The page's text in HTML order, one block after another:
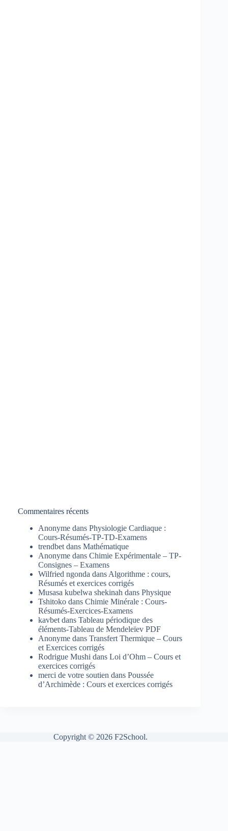
Commentaires récents
Anonyme dans Physiologie Cardiaque :
Cours-Résumés-TP-TD-Examens
trendbet dans Mathématique
Anonyme dans Chimie Expérimentale – TP-
Consignes – Examens
Wilfried ngonda dans Algorithme : cours,
Résumés et exercices corrigés
Musasa kubelwa shekinah dans Physique
Tshitoko dans Chimie Minérale : Cours-
Résumés-Exercices-Examens
kavbet dans Tableau périodique des
éléments-Tableau de Mendeleïev PDF
Anonyme dans Transfert Thermique – Cours
et Exercices corrigés
Rodrigue Mushi dans Loi d’Ohm – Cours et
exercices corrigés
merci de votre soutien dans Poussée
d’Archimède : Cours et exercices corrigés
Copyright © 2026 F2School.